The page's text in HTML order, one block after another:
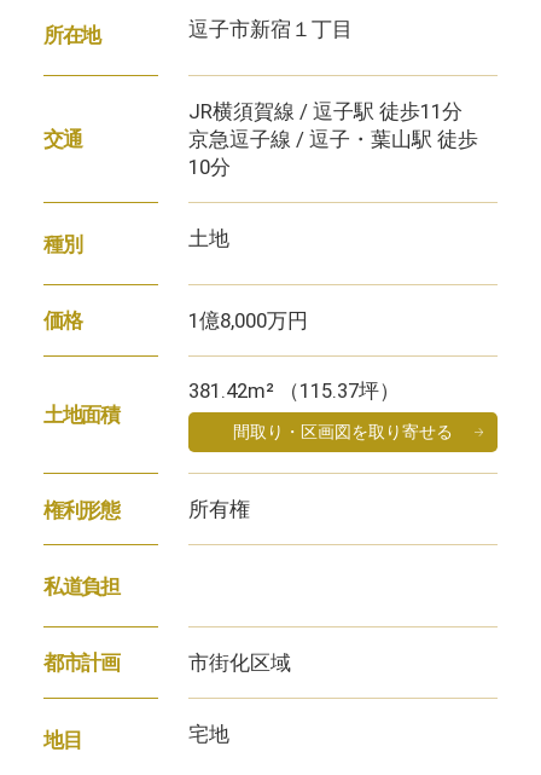
所在地 逗子市新宿１丁目
交通
JR横須賀線 / 逗子駅 徒歩11分
京急逗子線 / 逗子・葉山駅 徒歩
10分
種別 土地
価格 1億8,000万円
土地面積
381.42m² （115.37坪）
間取り・区画図を取り寄せる
権利形態 所有権
私道負担
都市計画 市街化区域
地目 宅地